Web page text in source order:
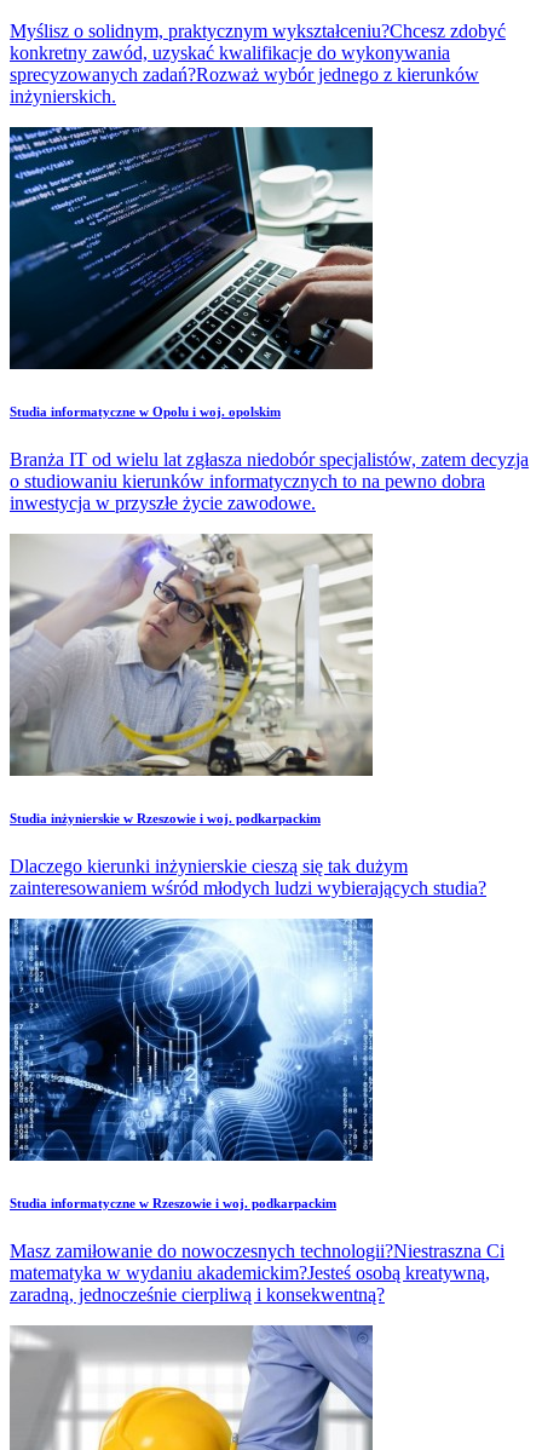
Myślisz o solidnym, praktycznym wykształceniu?Chcesz zdobyć
konkretny zawód, uzyskać kwalifikacje do wykonywania
sprecyzowanych zadań?Rozważ wybór jednego z kierunków
inżynierskich.
Studia informatyczne w Opolu i woj. opolskim
Branża IT od wielu lat zgłasza niedobór specjalistów, zatem decyzja
o studiowaniu kierunków informatycznych to na pewno dobra
inwestycja w przyszłe życie zawodowe.
Studia inżynierskie w Rzeszowie i woj. podkarpackim
Dlaczego kierunki inżynierskie cieszą się tak dużym
zainteresowaniem wśród młodych ludzi wybierających studia?
Studia informatyczne w Rzeszowie i woj. podkarpackim
Masz zamiłowanie do nowoczesnych technologii?Niestraszna Ci
matematyka w wydaniu akademickim?Jesteś osobą kreatywną,
zaradną, jednocześnie cierpliwą i konsekwentną?